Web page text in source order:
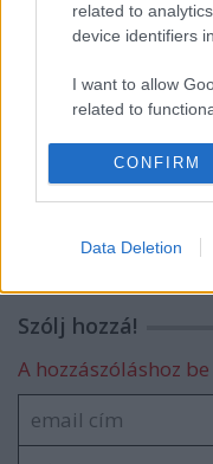
related to
device identifiers
I want to allow
related to
I want to allow
related to
related to
CONFIRM
Data Deletion
Szólj hozzá!
A hozzászóláshoz